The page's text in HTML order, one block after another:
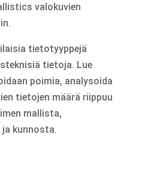
valokuvien
tietotyyppejä
tietoja. Lue
poimia, analysoida
tietojen määrä riippuu
mallista,
kunnosta.